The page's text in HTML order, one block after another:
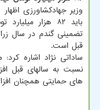
وزیر جهادکشاورزی
باید ۸۲ هزار
قبل است.
ساداتی نژاد اشاره
نسبت به سالهای قبل
های حمایتی همچنان